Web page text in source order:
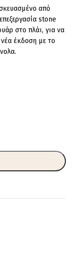
από
stone
στο πλάι, για να
έκδοση με το